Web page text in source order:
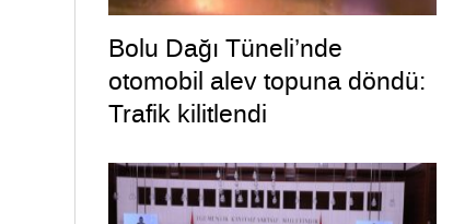
Bolu Dağı Tüneli’nde
otomobil alev topuna döndü:
Trafik kilitlendi